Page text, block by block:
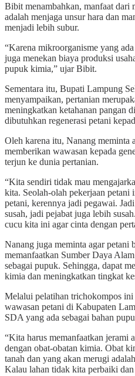
Bibit menambahkan, manfaat dari
adalah menjaga unsur hara dan
menjadi lebih subur.
“Karena mikroorganisme yang
juga menekan biaya produksi
pupuk kimia,” ujar Bibit.
Sementara itu, Bupati Lampung
menyampaikan, pertanian
meningkatkan ketahanan pangan
dibutuhkan regenerasi petani
Oleh karena itu, Nanang meminta
memberikan wawasan kepada
terjun ke dunia pertanian.
“Kita sendiri tidak mau
kita. Seolah-olah pekerjaan
petani, kerennya jadi pegawai.
susah, jadi pejabat juga lebih
cucu kita ini agar cinta dengan
Nanang juga meminta agar petani
memanfaatkan Sumber Daya
sebagai pupuk. Sehingga, dapat
kimia dan meningkatkan tingkat
Melalui pelatihan trichokompos ini
wawasan petani di Kabupaten
SDA yang ada sebagai bahan
“Kita harus memanfaatkan jerami
dengan obat-obatan kimia. Obat
tanah dan yang akan merugi
Kalau lahan tidak kita perbaiki